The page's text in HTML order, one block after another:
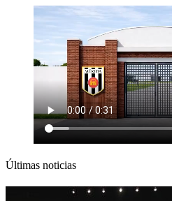
Últimas noticias